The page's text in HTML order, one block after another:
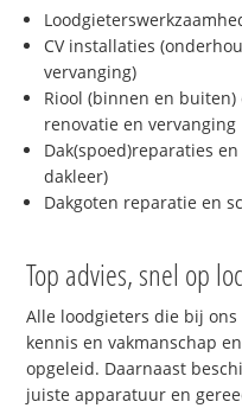
CV installaties
vervanging)
Riool (binnen en
renovatie en vervanging
Dak(spoed)reparaties
dakleer)
Dakgoten reparatie en
Top advies, snel op
Alle loodgieters die bij
kennis en vakmanschap
opgeleid. Daarnaast
juiste apparatuur en